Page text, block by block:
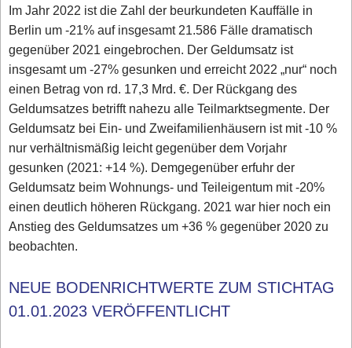
Im Jahr 2022 ist die Zahl der beurkundeten Kauffälle in
Berlin um -21% auf insgesamt 21.586 Fälle dramatisch
gegenüber 2021 eingebrochen. Der Geldumsatz ist
insgesamt um -27% gesunken und erreicht 2022 „nur“ noch
einen Betrag von rd. 17,3 Mrd. €. Der Rückgang des
Geldumsatzes betrifft nahezu alle Teilmarktsegmente. Der
Geldumsatz bei Ein- und Zweifamilienhäusern ist mit -10 %
nur verhältnismäßig leicht gegenüber dem Vorjahr
gesunken (2021: +14 %). Demgegenüber erfuhr der
Geldumsatz beim Wohnungs- und Teileigentum mit -20%
einen deutlich höheren Rückgang. 2021 war hier noch ein
Anstieg des Geldumsatzes um +36 % gegenüber 2020 zu
beobachten.
NEUE BODENRICHTWERTE ZUM STICHTAG
01.01.2023 VERÖFFENTLICHT